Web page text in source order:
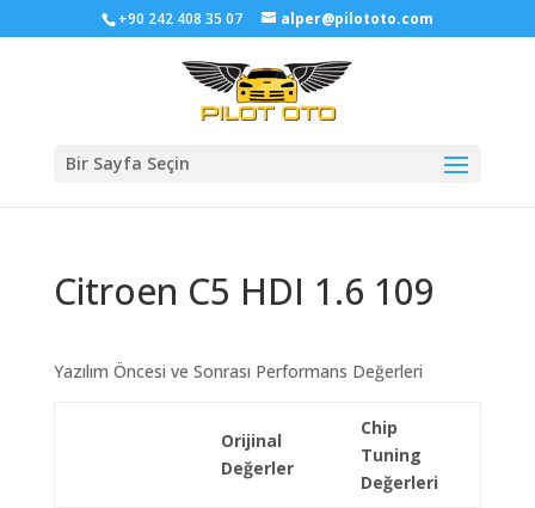
+90 242 408 35 07 alper@pilototo.com
Bir Sayfa Seçin
Citroen C5 HDI 1.6 109
Yazılım Öncesi ve Sonrası Performans Değerleri
Orijinal
Değerler
Chip
Tuning
Değerleri